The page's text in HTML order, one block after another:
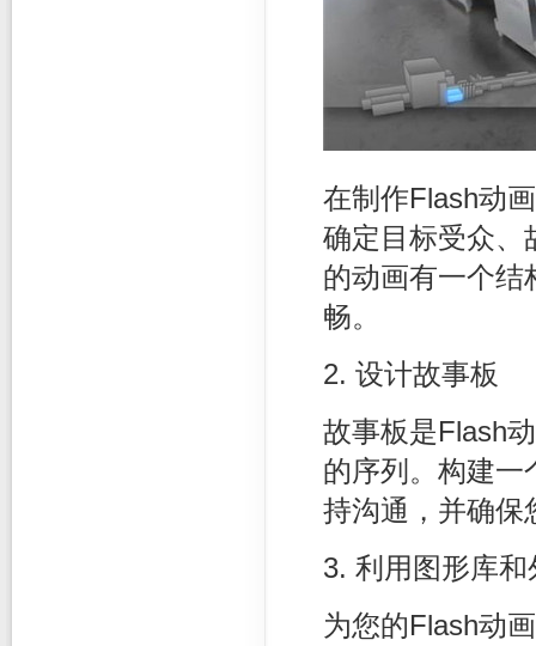
在制作Flash动
确定目标受众、
的动画有一个结
畅。
2. 设计故事板
故事板是Flash
的序列。构建一
持沟通，并确保
3. 利用图形库和
为您的Flash动